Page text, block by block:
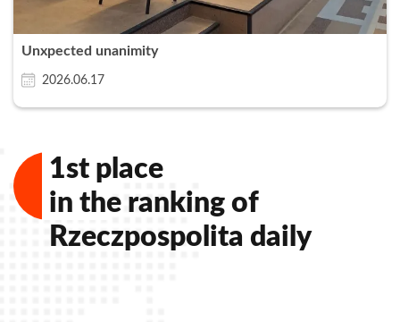
Unxpected unanimity
2026.06.17
1st place
in the ranking of
Rzeczpospolita daily